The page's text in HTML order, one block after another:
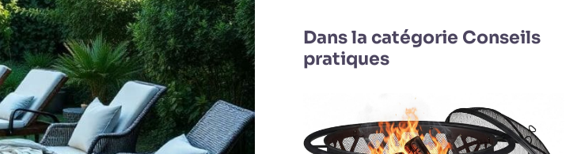
Dans la catégorie Conseils
pratiques